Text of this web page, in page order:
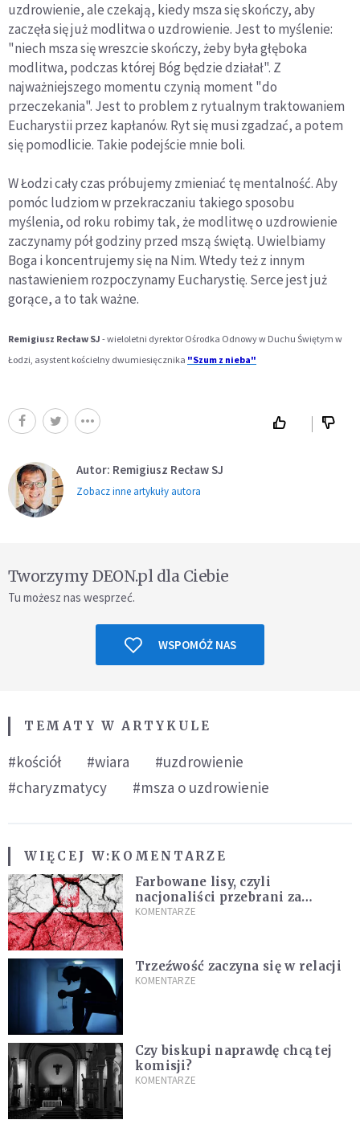
uzdrowienie, ale czekają, kiedy msza się skończy, aby
zaczęła się już modlitwa o uzdrowienie. Jest to myślenie:
"niech msza się wreszcie skończy, żeby była głęboka
modlitwa, podczas której Bóg będzie działał". Z
najważniejszego momentu czynią moment "do
przeczekania". Jest to problem z rytualnym traktowaniem
Eucharystii przez kapłanów. Ryt się musi zgadzać, a potem
się pomodlicie. Takie podejście mnie boli.
W Łodzi cały czas próbujemy zmieniać tę mentalność. Aby
pomóc ludziom w przekraczaniu takiego sposobu
myślenia, od roku robimy tak, że modlitwę o uzdrowienie
zaczynamy pół godziny przed mszą świętą. Uwielbiamy
Boga i koncentrujemy się na Nim. Wtedy też z innym
nastawieniem rozpoczynamy Eucharystię. Serce jest już
gorące, a to tak ważne.
Remigiusz Recław SJ - wieloletni dyrektor Ośrodka Odnowy w Duchu Świętym w
Łodzi, asystent kościelny dwumiesięcznika "Szum z nieba"
Autor: Remigiusz Recław SJ
Zobacz inne artykuły autora
Tworzymy DEON.pl dla Ciebie
Tu możesz nas wesprzeć.
WSPOMÓŻ NAS
TEMATY W ARTYKULE
#kościół #wiara
#uzdrowienie
#charyzmatycy
#msza o uzdrowienie
WIĘCEJ W:KOMENTARZE
Farbowane lisy, czyli
nacjonaliści przebrani za
chrześcijan
KOMENTARZE
Trzeźwość zaczyna się w relacji
KOMENTARZE
Czy biskupi naprawdę chcą tej
komisji?
KOMENTARZE